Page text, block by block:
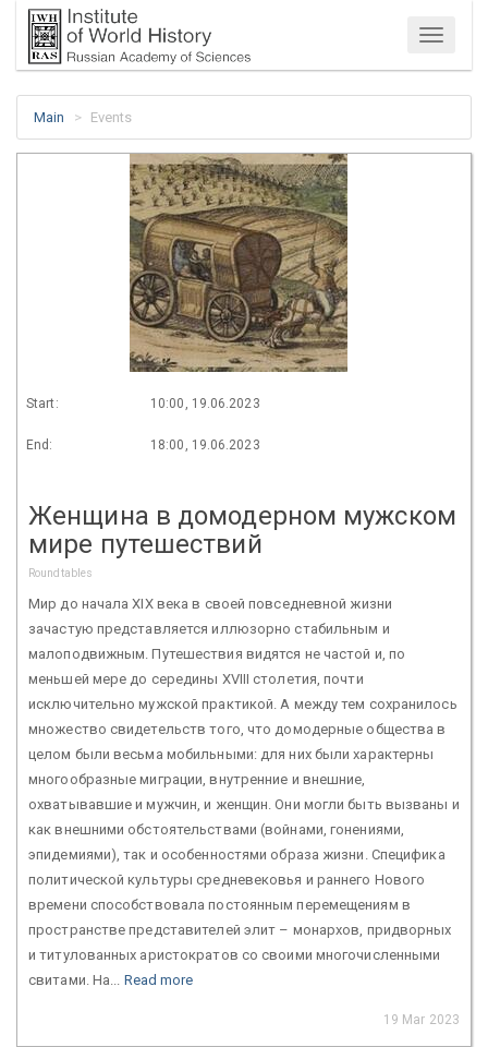
Menu
Main Events
Start: 10:00, 19.06.2023
End: 18:00, 19.06.2023
Женщина в домодерном мужском
мире путешествий
Roundtables
Мир до начала XIX века в своей повседневной жизни
зачастую представляется иллюзорно стабильным и
малоподвижным. Путешествия видятся не частой и, по
меньшей мере до середины XVIII столетия, почти
исключительно мужской практикой. А между тем сохранилось
множество свидетельств того, что домодерные общества в
целом были весьма мобильными: для них были характерны
многообразные миграции, внутренние и внешние,
охватывавшие и мужчин, и женщин. Они могли быть вызваны и
как внешними обстоятельствами (войнами, гонениями,
эпидемиями), так и особенностями образа жизни. Специфика
политической культуры средневековья и раннего Нового
времени способствовала постоянным перемещениям в
пространстве представителей элит – монархов, придворных
и титулованных аристократов со своими многочисленными
свитами. На... Read more
19 Mar 2023